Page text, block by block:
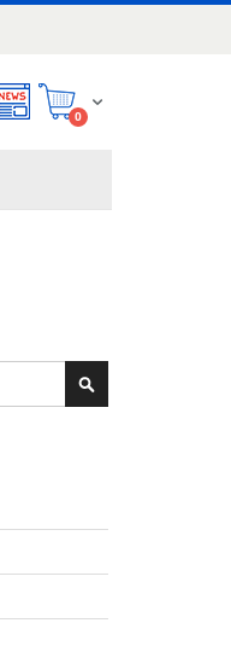
Mein Warenkorb
0items